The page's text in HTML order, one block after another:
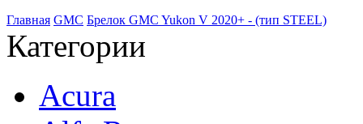
Главная GMC Брелок GMC Yukon V 2020+ - (тип STEEL)
Категории
Acura